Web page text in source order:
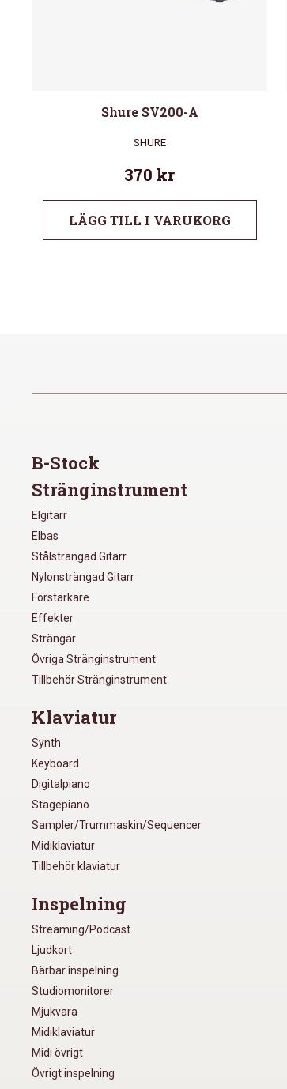
Shure SV200-A
SHURE
370 kr
LÄGG TILL I VARUKORG
B-Stock
Stränginstrument
Elgitarr
Elbas
Stålsträngad Gitarr
Nylonsträngad Gitarr
Förstärkare
Effekter
Strängar
Övriga Stränginstrument
Tillbehör Stränginstrument
Klaviatur
Synth
Keyboard
Digitalpiano
Stagepiano
Sampler/Trummaskin/Sequencer
Midiklaviatur
Tillbehör klaviatur
Inspelning
Streaming/Podcast
Ljudkort
Bärbar inspelning
Studiomonitorer
Mjukvara
Midiklaviatur
Midi övrigt
Övrigt inspelning